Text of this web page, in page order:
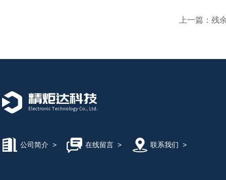
上一篇： 残
公司简介 > 在线留言> 联系我们 >